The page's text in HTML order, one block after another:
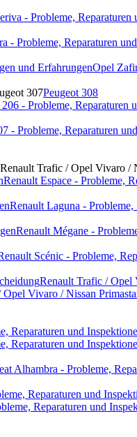
- Probleme, Reparaturen
- Probleme, Reparaturen
und ErfahrungenOpel
307Peugeot 308
206 - Probleme, Reparaturen
- Probleme, Reparaturen
Renault Trafic / Opel Vivaro /
Renault Espace - Probleme,
Renault Laguna -
Renault Mégane -
Scénic - Probleme,
Renault Trafic / Opel
Vivaro / Nissan
Reparaturen und
Reparaturen und
Alhambra - Probleme,
Reparaturen und
Reparaturen und